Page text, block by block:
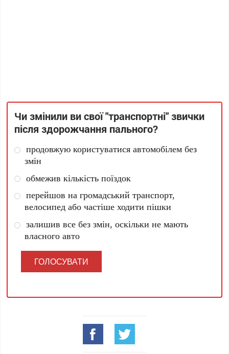
Чи змінили ви свої "транспортні" звички
після здорожчання пального?
продовжую користуватися автомобілем без
змін
обмежив кількість поїздок
перейшов на громадський транспорт,
велосипед або частіше ходити пішки
залишив все без змін, оскільки не мають
власного авто